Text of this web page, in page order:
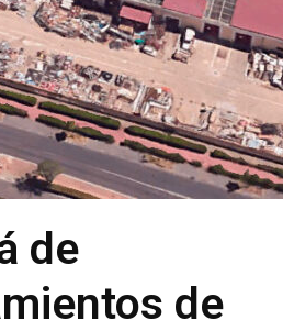
de
de